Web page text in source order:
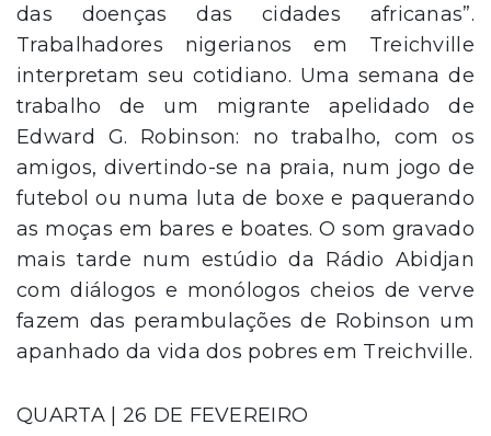
das doenças das cidades africanas”.
Trabalhadores nigerianos em Treichville
interpretam seu cotidiano. Uma semana de
trabalho de um migrante apelidado de
Edward G. Robinson: no trabalho, com os
amigos, divertindo-se na praia, num jogo de
futebol ou numa luta de boxe e paquerando
as moças em bares e boates. O som gravado
mais tarde num estúdio da Rádio Abidjan
com diálogos e monólogos cheios de verve
fazem das perambulações de Robinson um
apanhado da vida dos pobres em Treichville.
QUARTA | 26 DE FEVEREIRO